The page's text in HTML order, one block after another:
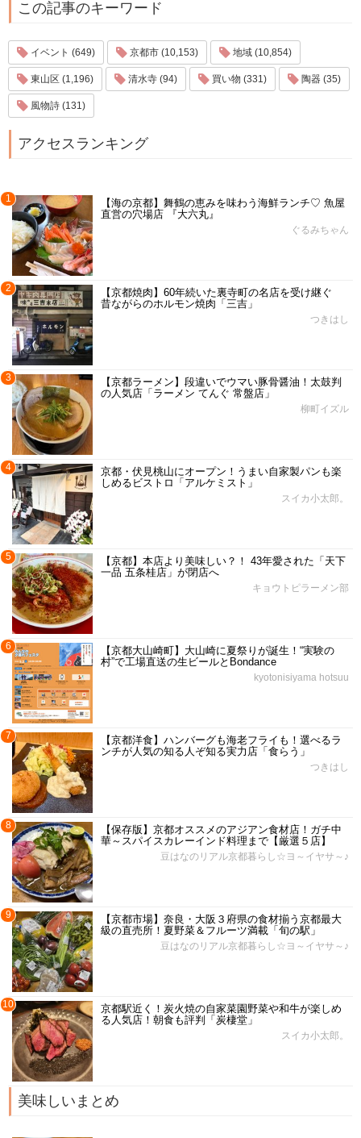
この記事のキーワード
イベント (649) 京都市 (10,153) 地域 (10,854)
東山区 (1,196) 清水寺 (94) 買い物 (331) 陶器 (35)
風物詩 (131)
アクセスランキング
1
【海の京都】舞鶴の恵みを味わう海鮮ランチ♡ 魚屋
直営の穴場店 『大六丸』
ぐるみちゃん
2
【京都焼肉】60年続いた裏寺町の名店を受け継ぐ
昔ながらのホルモン焼肉「三吉」
つきはし
3
【京都ラーメン】段違いでウマい豚骨醤油！太鼓判
の人気店「ラーメン てんぐ 常盤店」
柳町イズル
4
京都・伏見桃山にオープン！うまい自家製パンも楽
しめるビストロ「アルケミスト」
スイカ小太郎。
5
【京都】本店より美味しい？！ 43年愛された「天下
一品 五条桂店」が閉店へ
キョウトピラーメン部
6
【京都大山崎町】大山崎に夏祭りが誕生！“実験の
村”で工場直送の生ビールとBondance
kyotonisiyama hotsuu
7
【京都洋食】ハンバーグも海老フライも！選べるラ
ンチが人気の知る人ぞ知る実力店「食らう」
つきはし
8
【保存版】京都オススメのアジアン食材店！ガチ中
華～スパイスカレーインド料理まで【厳選５店】
豆はなのリアル京都暮らし☆ヨ～イヤサ～♪
9
【京都市場】奈良・大阪３府県の食材揃う京都最大
級の直売所！夏野菜＆フルーツ満載「旬の駅」
豆はなのリアル京都暮らし☆ヨ～イヤサ～♪
10
京都駅近く！炭火焼の自家菜園野菜や和牛が楽しめ
る人気店！朝食も評判「炭棲堂」
スイカ小太郎。
美味しいまとめ